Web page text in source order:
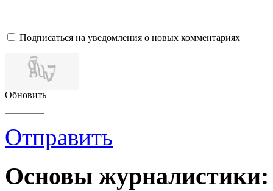
Подписаться на уведомления о новых комментариях
Обновить
Отправить
Основы журналистики: